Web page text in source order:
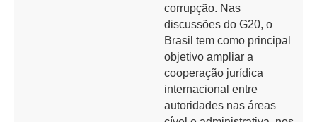
corrupção. Nas
discussões do G20, o
Brasil tem como principal
objetivo ampliar a
cooperação jurídica
internacional entre
autoridades nas áreas